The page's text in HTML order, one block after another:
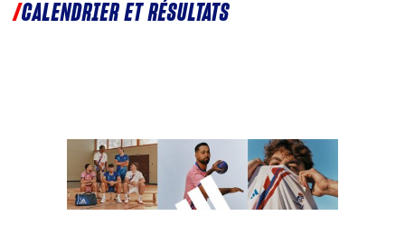
CALENDRIER ET RÉSULTATS